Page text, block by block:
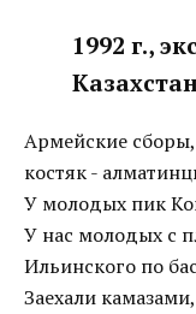
1992 г.,
Армейские
костяк -
У молодых пик
У нас молодых с
Ильинского по
Заехали